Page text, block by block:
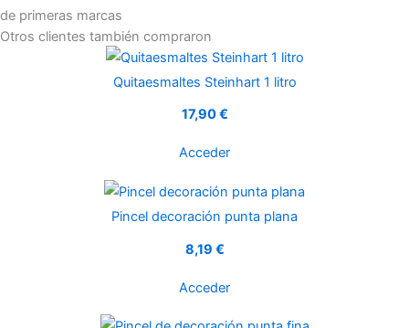
de primeras marcas
Otros clientes también compraron
Quitaesmaltes Steinhart 1 litro
17,90 €
Acceder
Pincel decoración punta plana
8,19 €
Acceder